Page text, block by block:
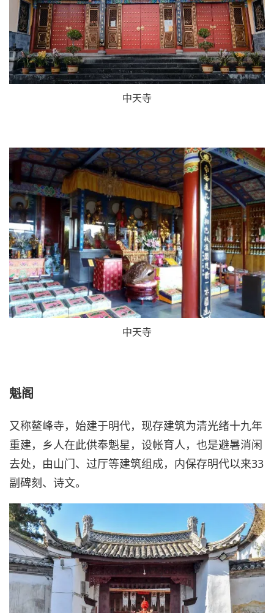
中天寺
中天寺
魁阁
又称鳌峰寺，始建于明代，现存建筑为清光绪十九年
重建，乡人在此供奉魁星，设帐育人，也是避暑消闲
去处，由山门、过厅等建筑组成，内保存明代以来33
副碑刻、诗文。